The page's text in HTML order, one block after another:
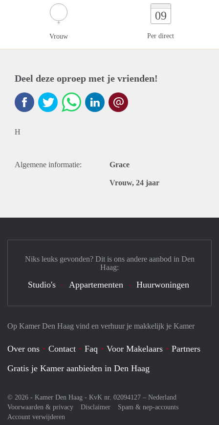
Vrouw
09
Per direct
Deel deze oproep met je vrienden!
H
Algemene informatie: Grace
Vrouw, 24 jaar
Op Kamer Den Haag vind en verhuur je makkelijk je Kamer
Over ons Contact Faq Voor Makelaars
Partners
Gratis je Kamer aanbieden in Den Haag
© 2026 - Kamer Den Haag - KvK nr. 02094127 – Nederland
Voorwaarden & privacy
Disclaimer
Spam & nep-accounts
Account verwijderen
Niks leuks gevonden? Dit is ons andere aanbod in Den
Haag:
Studio's Appartementen Huurwoningen